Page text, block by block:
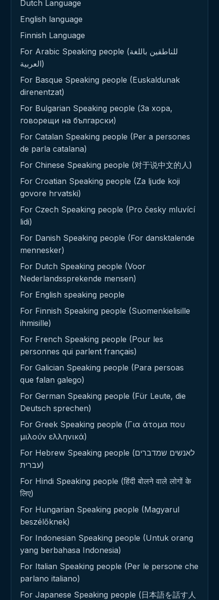
Dutch Language
English language
Finnish Language
For Arabic Speaking people (للناطقين باللغة
العربية)
For Basque Speaking people (Euskaldunak
direnentzat)
For Bulgarian Speaking people (За хора,
говорещи на български)
For Catalan Speaking people (Per a persones
de parla catalana)
For Chinese Speaking people (对于说中文的人)
For Croatian Speaking people (Za ljude koji
govore hrvatski)
For Czech Speaking people (Pro česky mluvící
lidi)
For Danish Speaking people (For dansktalende
mennesker)
For Dutch Speaking people (Voor
Nederlandssprekende mensen)
For English speaking people
For Finnish Speaking people (Suomenkielisille
ihmisille)
For French Speaking people (Pour les
personnes qui parlent français)
For Galician Speaking people (Para persoas
que falan galego)
For German Speaking people (Für Leute, die
Deutsch sprechen)
For Greek Speaking people (Για άτομα που
μιλούν ελληνικά)
For Hebrew Speaking people (לאנשים שמדברים
עברית)
For Hindi Speaking people (हिंदी बोलने वाले लोगों के
लिए)
For Hungarian Speaking people (Magyarul
beszélőknek)
For Indonesian Speaking people (Untuk orang
yang berbahasa Indonesia)
For Italian Speaking people (Per le persone che
parlano italiano)
For Japanese Speaking people (日本語を話す人